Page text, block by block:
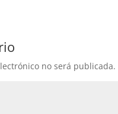
no será publicada.